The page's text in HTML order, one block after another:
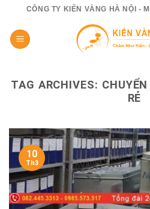
content
CÔNG TY KIẾN VÀNG HÀ NỘI -
TAG ARCHIVES:
RẺ
10
Th3